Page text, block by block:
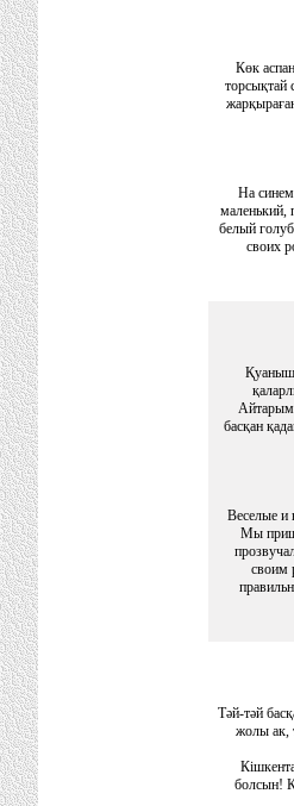
Көк
торсықтай
На синем
маленький,
белый
своих
басқан
Веселые и
Мы
своим
Тәй-тәй
жолы ак,
болсын!